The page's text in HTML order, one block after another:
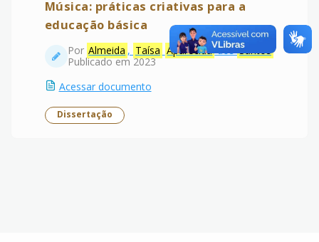
Música: práticas criativas para a
educação básica
Por Almeida , Taísa AparecidadosSantos
Publicado em 2023
Acessar documento
Dissertação